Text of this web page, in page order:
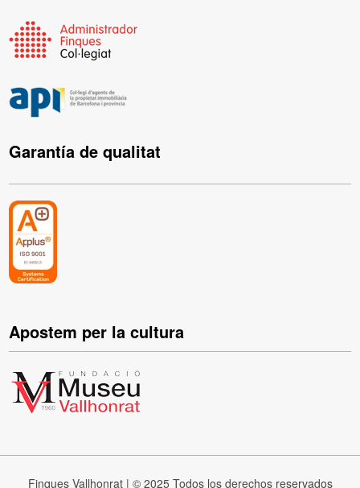
Garantía de qualitat
Apostem per la cultura
Finques Vallhonrat | © 2025 Todos los derechos reservados